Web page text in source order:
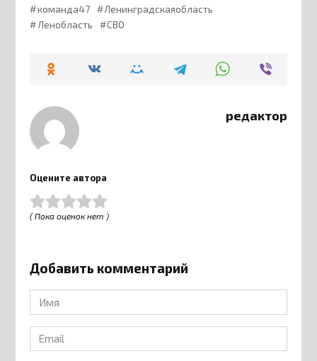
команда47
Ленинградскаяобласть
Ленобласть
СВО
редактор
Оцените автора
( Пока оценок нет )
Добавить комментарий
Имя
*
Email
*